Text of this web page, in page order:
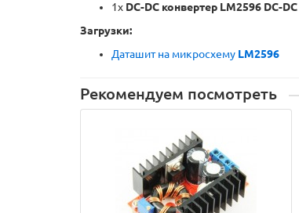
1x DC-DC конвертер LM2596 DC-DC
Загрузки:
Даташит на микросхему LM2596
Рекомендуем посмотреть